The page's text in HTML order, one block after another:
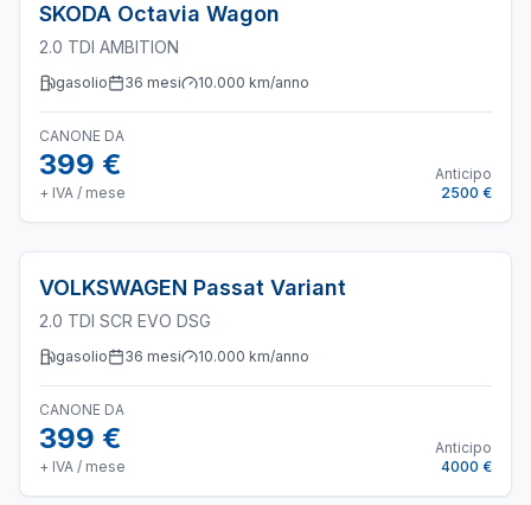
SKODA Octavia Wagon
2.0 TDI AMBITION
gasolio 36 mesi 10.000 km/anno
CANONE DA
399 €
+ IVA / mese
Anticipo
2500 €
VOLKSWAGEN Passat Variant
2.0 TDI SCR EVO DSG
gasolio 36 mesi 10.000 km/anno
CANONE DA
399 €
+ IVA / mese
Anticipo
4000 €